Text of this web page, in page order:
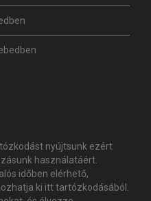
nyújtsunk ezért
használatáért.
időben elérhető,
ki itt tartózkodásából.